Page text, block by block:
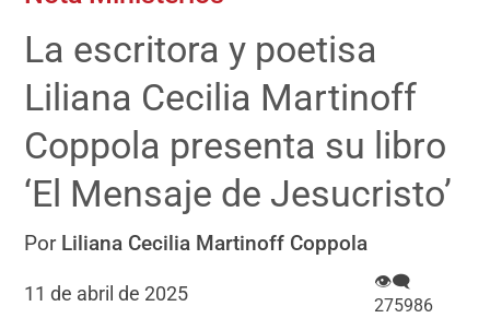
La escritora y poetisa
Liliana Cecilia Martinoff
Coppola presenta su libro
‘El Mensaje de Jesucristo’
Por Liliana Cecilia Martinoff Coppola
11 de abril de 2025
👁‍🗨
275986